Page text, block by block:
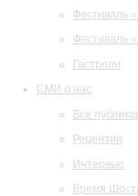
Фестиваль
Фестиваль
Гастроли
СМИ о нас
Все
Рецензии
Интервью
Время